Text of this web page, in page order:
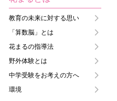
教育の未来に対する思い
「算数脳」とは
花まるの指導法
野外体験とは
中学受験をお考えの方へ
環境